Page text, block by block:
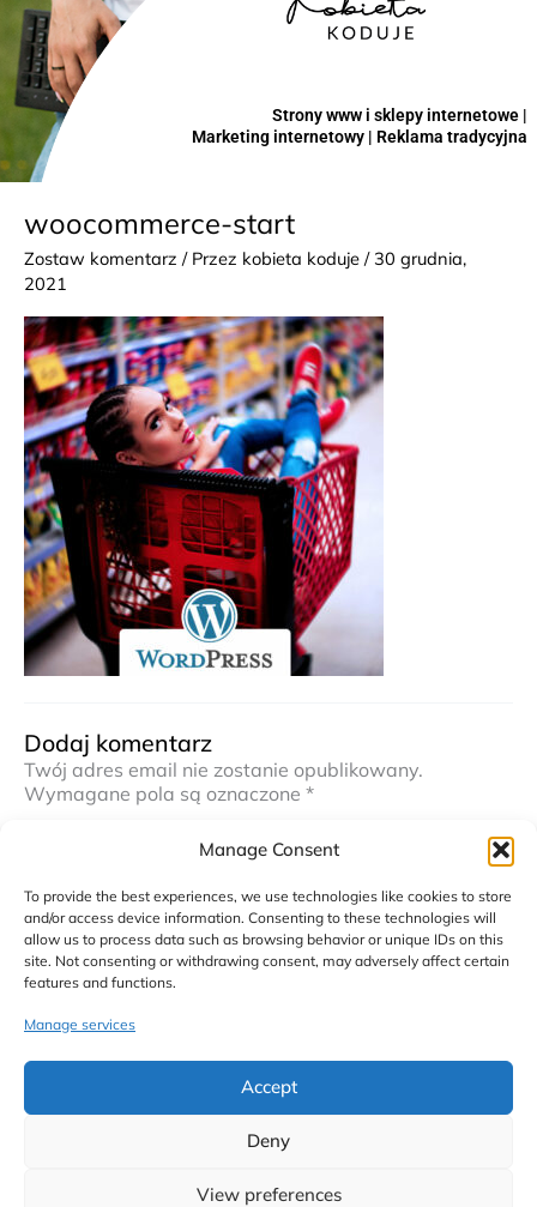
Manage Consent
To provide the best experiences, we use technologies like cookies to store
and/or access device information. Consenting to these technologies will
allow us to process data such as browsing behavior or unique IDs on this
site. Not consenting or withdrawing consent, may adversely affect certain
features and functions.
Manage services
Accept
Deny
View preferences
Strony www i sklepy internetowe |
Marketing internetowy | Reklama tradycyjna
woocommerce-start
Zostaw komentarz / Przez kobieta koduje / 30 grudnia,
2021
Dodaj komentarz
Twój adres email nie zostanie opublikowany.
Wymagane pola są oznaczone *